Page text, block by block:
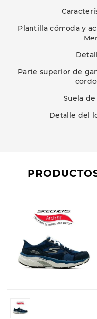
Plantilla cómoda y
Parte superior de
Suela
Detalle del